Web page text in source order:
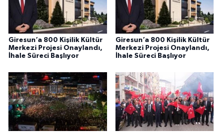
Giresun’a 800 Kişilik Kültür
Merkezi Projesi Onaylandı,
İhale Süreci Başlıyor
Giresun’a 800 Kişilik Kültür
Merkezi Projesi Onaylandı,
İhale Süreci Başlıyor